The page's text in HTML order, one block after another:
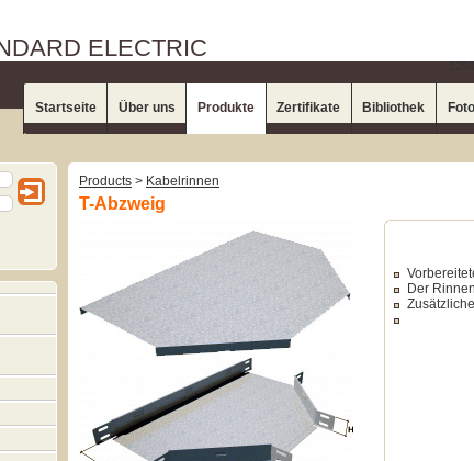
ELECTRIC
Startseite Über uns Produkte Zertifikate Bibliothek
Products > Kabelrinnen
T-Abzweig
Der